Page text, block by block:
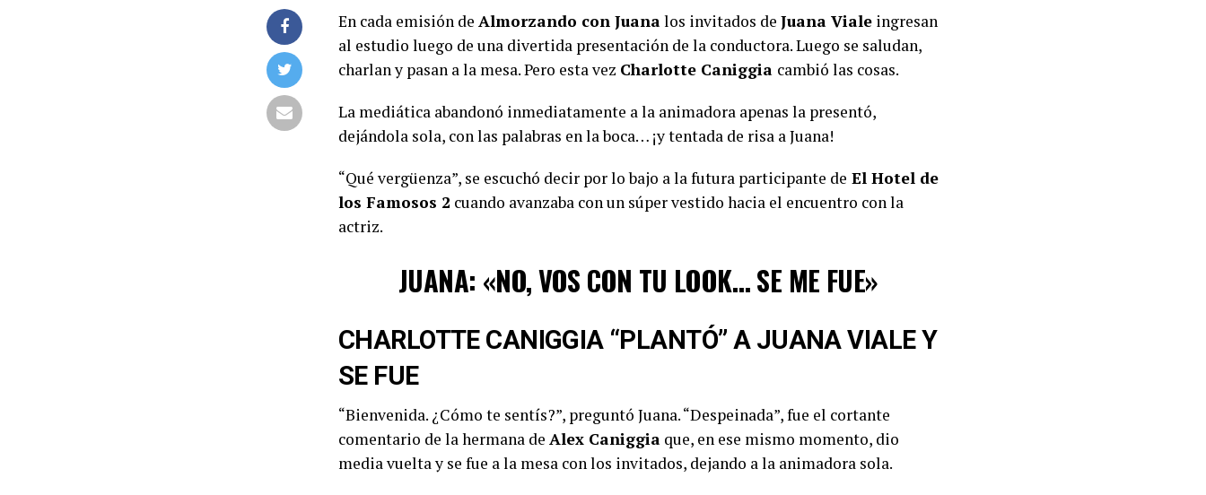
En cada emisión de Almorzando con Juanalos invitados de Juana Viale ingresan
al estudio luego de una divertida presentación de la conductora. Luego se saludan,
charlan y pasan a la mesa. Pero esta vez Charlotte Caniggia cambió las cosas.
La mediática abandonó inmediatamente a la animadora apenas la presentó,
dejándola sola, con las palabras en la boca… ¡y tentada de risa a Juana!
“Qué vergüenza”, se escuchó decir por lo bajo a la futura participante de El Hotel de
los Famosos 2 cuando avanzaba con un súper vestido hacia el encuentro con la
actriz.
JUANA: «NO, VOS CON TU LOOK… SE ME FUE»
CHARLOTTE CANIGGIA “PLANTÓ” A JUANA VIALE Y
SE FUE
“Bienvenida. ¿Cómo te sentís?”, preguntó Juana. “Despeinada”, fue el cortante
comentario de la hermana de Alex Caniggia que, en ese mismo momento, dio
media vuelta y se fue a la mesa con los invitados, dejando a la animadora sola.